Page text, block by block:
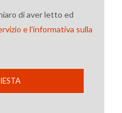
di aver letto ed
e l'informativa sulla